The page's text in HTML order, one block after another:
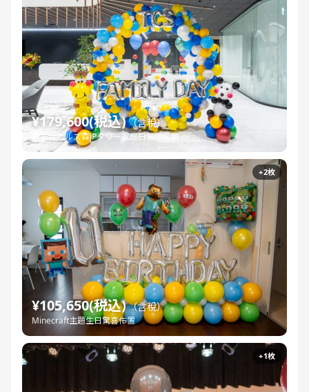
¥179,600(税込)（含稅）
麻布台ヒルズ森JPタワー家庭日氣球裝飾
+2枚
¥105,650(税込)（含稅）
Minecraft主題生日驚喜佈置
+1枚